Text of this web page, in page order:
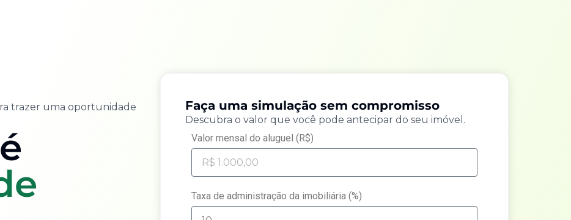
trazer uma oportunidade
Faça uma simulação sem compromisso
Descubra o valor que você pode antecipar do seu imóvel.
Valor mensal do aluguel (R$)
Taxa de administração da imobiliária (%)